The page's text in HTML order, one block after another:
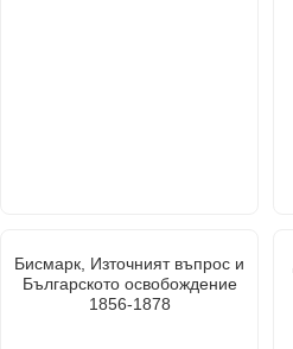
Бисмарк, Източният въпрос и
Българското освобождение
1856-1878